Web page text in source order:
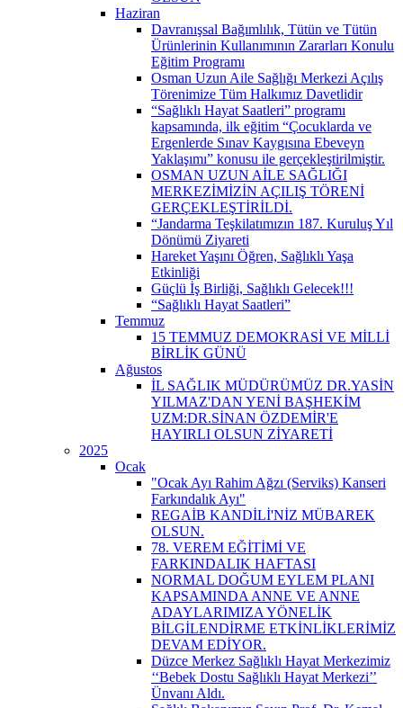
Haziran
Davranışsal Bağımlılık, Tütün ve Tütün
Ürünlerinin Kullanımının Zararları Konulu
Eğitim Programı
Osman Uzun Aile Sağlığı Merkezi Açılış
Törenimize Tüm Halkımız Davetlidir
“Sağlıklı Hayat Saatleri” programı
kapsamında, ilk eğitim “Çocuklarda ve
Ergenlerde Sınav Kaygısına Ebeveyn
Yaklaşımı” konusu ile gerçekleştirilmiştir.
OSMAN UZUN AİLE SAĞLIĞI
MERKEZİMİZİN AÇILIŞ TÖRENİ
GERÇEKLEŞTİRİLDİ.
“Jandarma Teşkilatımızın 187. Kuruluş Yıl
Dönümü Ziyareti
Hareket Yaşını Öğren, Sağlıklı Yaşa
Etkinliği
Güçlü İş Birliği, Sağlıklı Gelecek!!!
“Sağlıklı Hayat Saatleri”
Temmuz
15 TEMMUZ DEMOKRASİ VE MİLLİ
BİRLİK GÜNÜ
Ağustos
İL SAĞLIK MÜDÜRÜMÜZ DR.YASİN
YILMAZ'DAN YENİ BAŞHEKİM
UZM:DR.SİNAN ÖZDEMİR'E
HAYIRLI OLSUN ZİYARETİ
2025
Ocak
"Ocak Ayı Rahim Ağzı (Serviks) Kanseri
Farkındalık Ayı"
REGAİB KANDİLİ'NİZ MÜBAREK
OLSUN.
78. VEREM EĞİTİMİ VE
FARKINDALIK HAFTASI
NORMAL DOĞUM EYLEM PLANI
KAPSAMINDA ANNE VE ANNE
ADAYLARIMIZA YÖNELİK
BİLGİLENDİRME ETKİNLİKLERİMİZ
DEVAM EDİYOR.
Düzce Merkez Sağlıklı Hayat Merkezimiz
‘‘Bebek Dostu Sağlıklı Hayat Merkezi’’
Ünvanı Aldı.